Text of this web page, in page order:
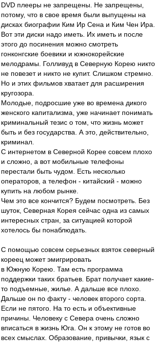
DVD плееры не запрещены. Не запрещены,
потому, что в свое время были выпущены на
дисках биографии Ким Ир Сена и Ким Чен Ира.
Вот эти диски надо иметь. Их иметь и после
этого до посинения можно смотреть
гонконгские боевики и южнокорейские
мелодрамы. Голливуд в Северную Корею никто
не повезет и никто не купит. Слишком стремно.
Но и этих фильмов хватает для расширения
кругозора.
Молодые, подросшие уже во времена дикого
женского капитализма, уже начинает понимать
криминальный тезис о том, что жизнь может
быть и без государства. А это, действительно,
криминал.
С интернетом в Северной Корее совсем плохо
и сложно, а вот мобильные телефоны
перестали быть чудом. Есть несколько
операторов, а телефон - китайский - можно
купить на любом рынке.
Чем это все кончится? Будем посмотреть. Без
шуток, Северная Корея сейчас одна из самых
интересных стран, за ситуацией которой
хотелось бы понаблюдать.
С помощью совсем серьезных взяток северный
кореец может эмигрировать
в Южную Корею. Там есть программа
поддержки таких братьев. Брат получает какие-
то подъемные, жилье. А дальше все плохо.
Дальше он по факту - человек второго сорта.
Если не пятого. На то есть и объективные
причины. Человеку с Севера очень сложно
вписаться в жизнь Юга. Он к этому не готов во
всех смыслах. Образование, привычки, язык с